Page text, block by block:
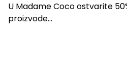
U Madame Coco ostvarite
proizvode...